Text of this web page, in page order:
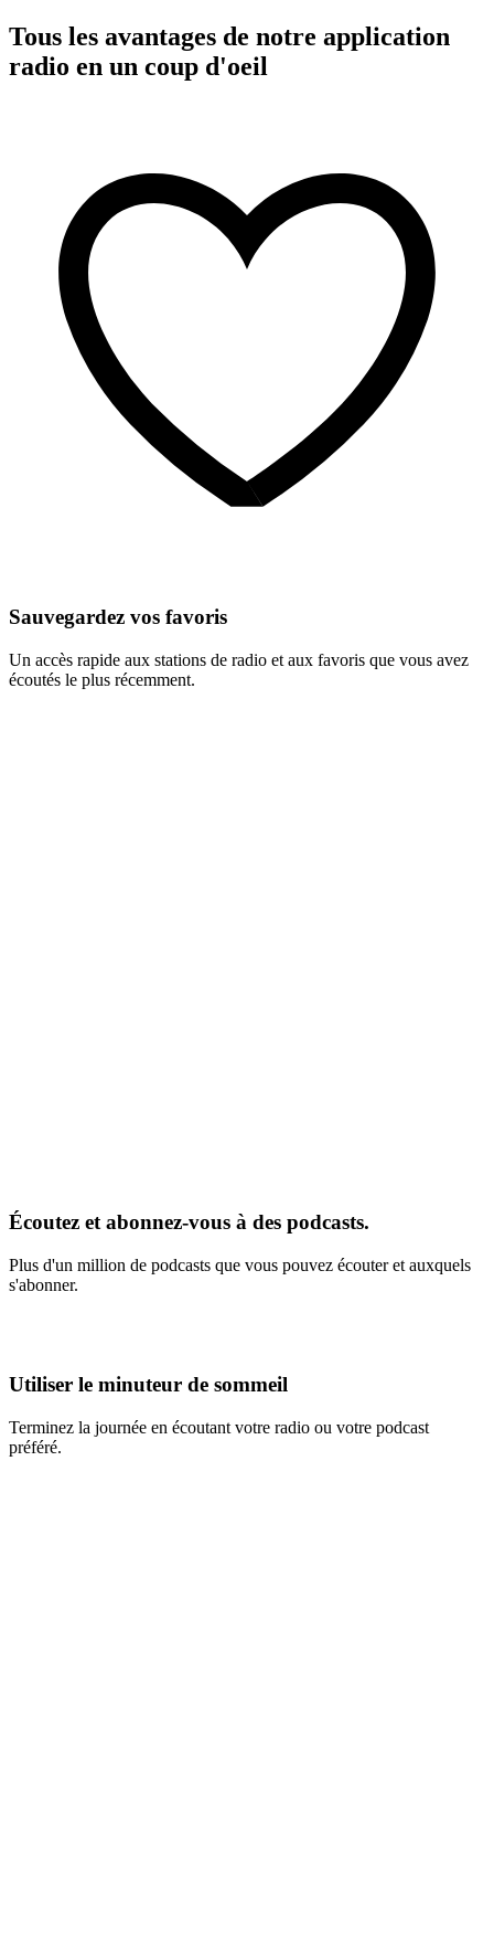
Tous les avantages de notre application
radio en un coup d'oeil
Sauvegardez vos favoris
Un accès rapide aux stations de radio et aux favoris que vous avez
écoutés le plus récemment.
Écoutez et abonnez-vous à des podcasts.
Plus d'un million de podcasts que vous pouvez écouter et auxquels
s'abonner.
Utiliser le minuteur de sommeil
Terminez la journée en écoutant votre radio ou votre podcast
préféré.